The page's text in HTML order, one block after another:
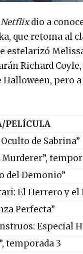
Netflixdio a
que retoma al
estelarizó
Richard
Halloween, pero
PELÍCULA
de Sabrina”
del Demonio”
El Herrero y el
Perfecta”
Especial
temporada 3